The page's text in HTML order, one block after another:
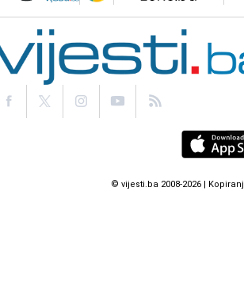
© vijesti.ba 2008-2026 |